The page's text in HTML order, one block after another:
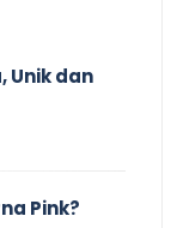
Unik dan
Pink?